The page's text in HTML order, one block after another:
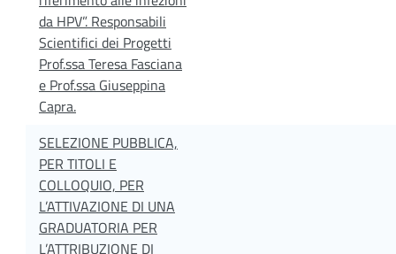
da HPV”. Responsabili
Scientifici dei Progetti
Prof.ssa Teresa Fasciana
e Prof.ssa Giuseppina
Capra.
SELEZIONE PUBBLICA,
PER TITOLI E
COLLOQUIO, PER
L’ATTIVAZIONE DI UNA
GRADUATORIA PER
L’ATTRIBUZIONE DI